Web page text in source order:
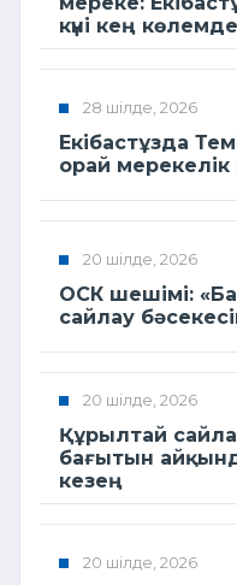
күні кең
28 шілде, 2026
Екібастұзда
орай мерекелік
20 шілде, 2026
ОСК шешімі:
сайлау
20 шілде, 2026
Құрылтай
бағытын
кезең
20 шілде, 2026